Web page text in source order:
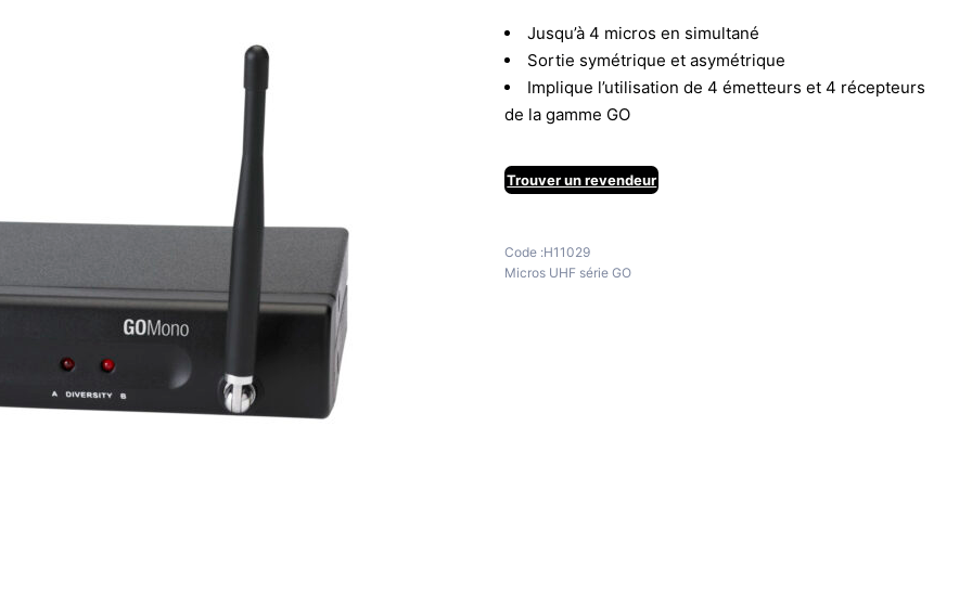
Jusqu’à 4 micros en simultané
Sortie symétrique et asymétrique
Implique l’utilisation de 4 émetteurs et 4 récepteurs
de la gamme GO
Trouver un revendeur
Code :H11029
Micros UHF série GO